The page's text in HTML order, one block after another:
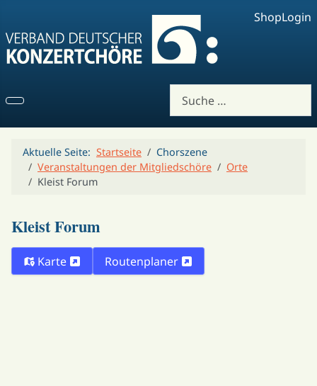
ShopLogin
Aktuelle Seite: Startseite
Chorszene
Veranstaltungen der Mitgliedschöre
Orte
Kleist Forum
Kleist Forum
Karte Routenplaner